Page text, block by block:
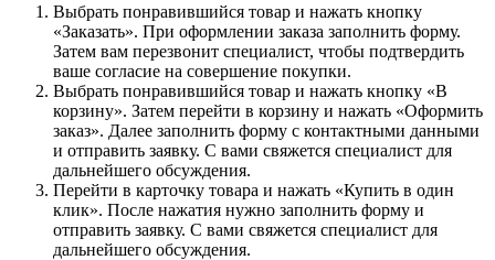
Выбрать понравившийся товар и нажать кнопку
«Заказать». При оформлении заказа заполнить форму.
Затем вам перезвонит специалист, чтобы подтвердить
ваше согласие на совершение покупки.
Выбрать понравившийся товар и нажать кнопку «В
корзину». Затем перейти в корзину и нажать «Оформить
заказ». Далее заполнить форму с контактными данными
и отправить заявку. С вами свяжется специалист для
дальнейшего обсуждения.
Перейти в карточку товара и нажать «Купить в один
клик». После нажатия нужно заполнить форму и
отправить заявку. С вами свяжется специалист для
дальнейшего обсуждения.